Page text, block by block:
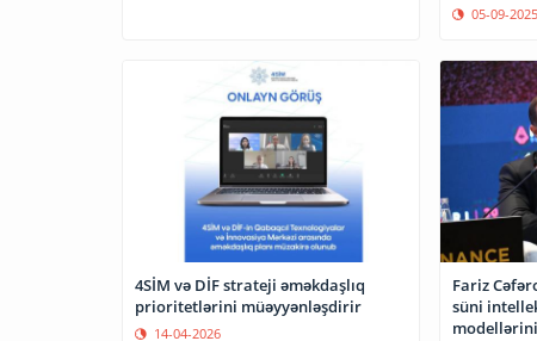
05-09-2025
4SİM və DİF strateji əməkdaşlıq
prioritetlərini müəyyənləşdirir
14-04-2026
Fariz
süni